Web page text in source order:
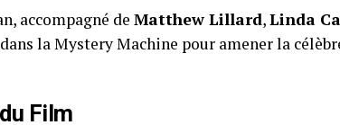
accompagné de Matthew Lillard,Linda
la Mystery Machine pour amener la
Film